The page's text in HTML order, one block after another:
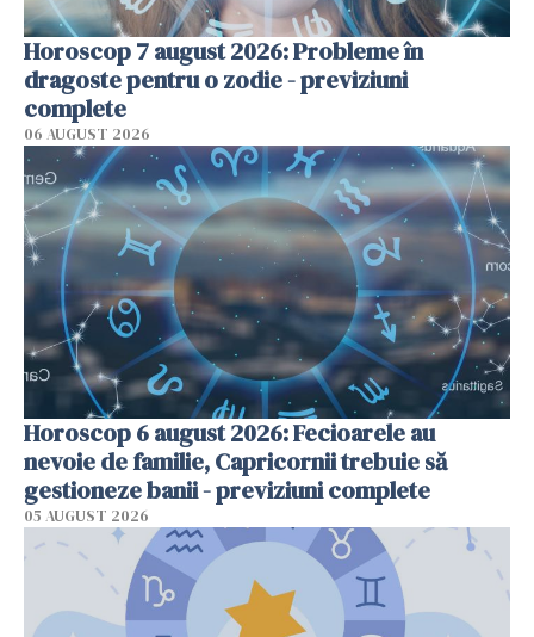
Horoscop 7 august 2026: Probleme în
dragoste pentru o zodie - previziuni
complete
06 AUGUST 2026
Horoscop 6 august 2026: Fecioarele au
nevoie de familie, Capricornii trebuie să
gestioneze banii - previziuni complete
05 AUGUST 2026